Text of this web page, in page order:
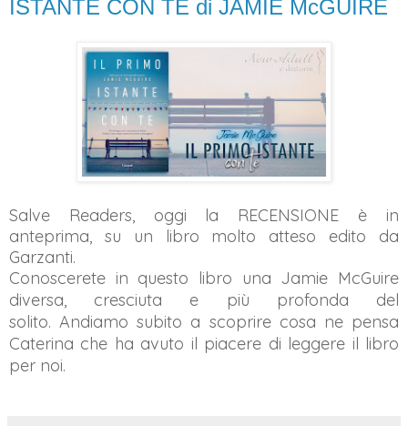
ISTANTE CON TE di JAMIE McGUIRE
Salve Readers, oggi la RECENSIONE è in
anteprima, su un libro molto atteso edito da
Garzanti.
Conoscerete in questo libro una Jamie McGuire
diversa, cresciuta e più profonda del
solito.Andiamo subito a scoprire cosa ne pensa
Caterina che ha avuto il piacere di leggere il libro
per noi.